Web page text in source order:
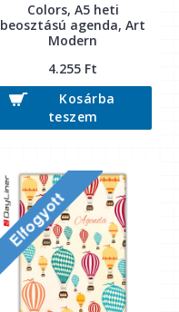
Colors, A5 heti
beosztású agenda, Art
Modern
4.255 Ft
Kosárba
teszem